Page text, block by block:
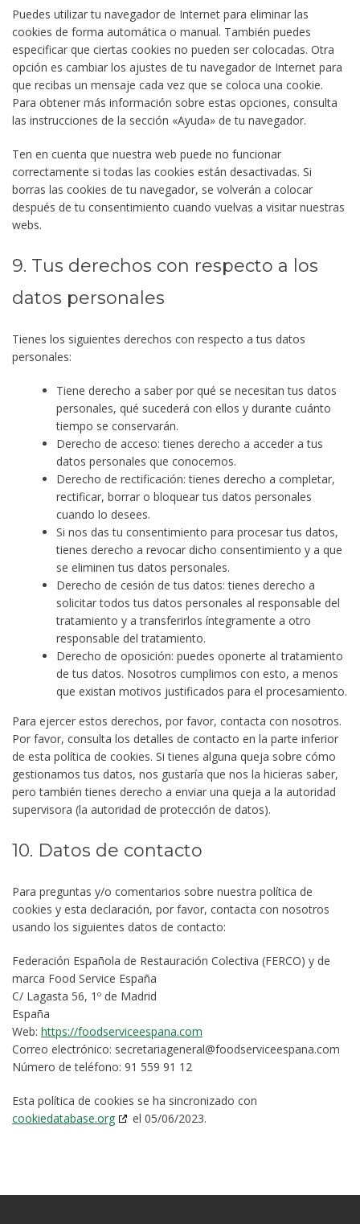
Puedes utilizar tu navegador de Internet para eliminar las
cookies de forma automática o manual. También puedes
especificar que ciertas cookies no pueden ser colocadas. Otra
opción es cambiar los ajustes de tu navegador de Internet para
que recibas un mensaje cada vez que se coloca una cookie.
Para obtener más información sobre estas opciones, consulta
las instrucciones de la sección «Ayuda» de tu navegador.
Ten en cuenta que nuestra web puede no funcionar
correctamente si todas las cookies están desactivadas. Si
borras las cookies de tu navegador, se volverán a colocar
después de tu consentimiento cuando vuelvas a visitar nuestras
webs.
9. Tus derechos con respecto a los
datos personales
Tienes los siguientes derechos con respecto a tus datos
personales:
Tiene derecho a saber por qué se necesitan tus datos
personales, qué sucederá con ellos y durante cuánto
tiempo se conservarán.
Derecho de acceso: tienes derecho a acceder a tus
datos personales que conocemos.
Derecho de rectificación: tienes derecho a completar,
rectificar, borrar o bloquear tus datos personales
cuando lo desees.
Si nos das tu consentimiento para procesar tus datos,
tienes derecho a revocar dicho consentimiento y a que
se eliminen tus datos personales.
Derecho de cesión de tus datos: tienes derecho a
solicitar todos tus datos personales al responsable del
tratamiento y a transferirlos íntegramente a otro
responsable del tratamiento.
Derecho de oposición: puedes oponerte al tratamiento
de tus datos. Nosotros cumplimos con esto, a menos
que existan motivos justificados para el procesamiento.
Para ejercer estos derechos, por favor, contacta con nosotros.
Por favor, consulta los detalles de contacto en la parte inferior
de esta política de cookies. Si tienes alguna queja sobre cómo
gestionamos tus datos, nos gustaría que nos la hicieras saber,
pero también tienes derecho a enviar una queja a la autoridad
supervisora (la autoridad de protección de datos).
10. Datos de contacto
Para preguntas y/o comentarios sobre nuestra política de
cookies y esta declaración, por favor, contacta con nosotros
usando los siguientes datos de contacto:
Federación Española de Restauración Colectiva (FERCO) y de
marca Food Service España
C/ Lagasta 56, 1º de Madrid
España
Web: https://foodserviceespana.com
Correo electrónico: secretariageneral@foodserviceespana.com
Número de teléfono: 91 559 91 12
Esta política de cookies se ha sincronizado con
cookiedatabase.org
el 05/06/2023.